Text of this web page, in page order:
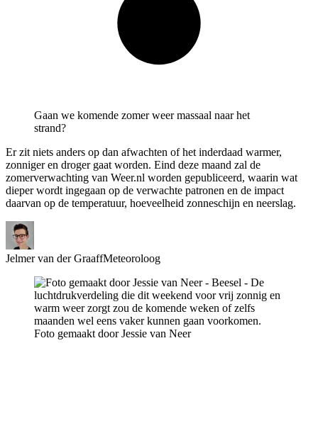
Gaan we komende zomer weer massaal naar het
strand?
Er zit niets anders op dan afwachten of het inderdaad warmer,
zonniger en droger gaat worden. Eind deze maand zal de
zomerverwachting van Weer.nl worden gepubliceerd, waarin wat
dieper wordt ingegaan op de verwachte patronen en de impact
daarvan op de temperatuur, hoeveelheid zonneschijn en neerslag.
Jelmer van der GraaffMeteoroloog
Foto gemaakt door Jessie van Neer